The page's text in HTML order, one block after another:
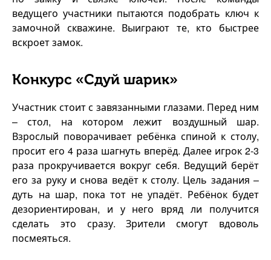
ведущего участники пытаются подобрать ключ к
замочной скважине. Выиграют те, кто быстрее
вскроет замок.
Конкурс «Сдуй шарик»
Участник стоит с завязанными глазами. Перед ним
– стол, на котором лежит воздушный шар.
Взрослый поворачивает ребёнка спиной к столу,
просит его 4 раза шагнуть вперёд. Далее игрок 2-3
раза прокручивается вокруг себя. Ведущий берёт
его за руку и снова ведёт к столу. Цель задания –
дуть на шар, пока тот не упадёт. Ребёнок будет
дезориентирован, и у него вряд ли получится
сделать это сразу. Зрители смогут вдоволь
посмеяться.